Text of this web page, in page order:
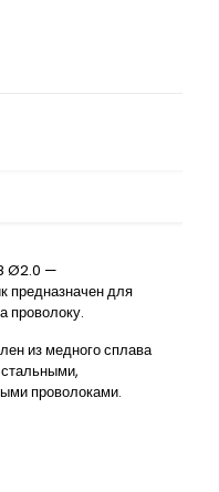
Ø2.0 —
предназначен для
проволоку.
из медного сплава
проволоками.